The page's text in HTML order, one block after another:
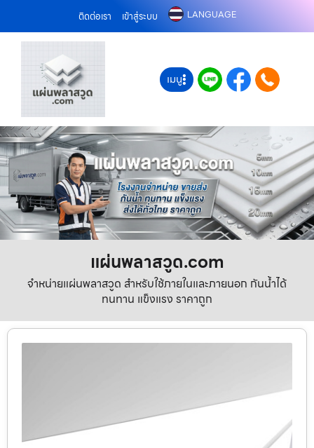
ติดต่อเรา เข้าสู่ระบบ LANGUAGE
เมนู
แผ่นพลาสวูด.com
จำหน่ายแผ่นพลาสวูด สำหรับใช้ภายในและภายนอก กันน้ำได้
ทนทาน แข็งแรง ราคาถูก